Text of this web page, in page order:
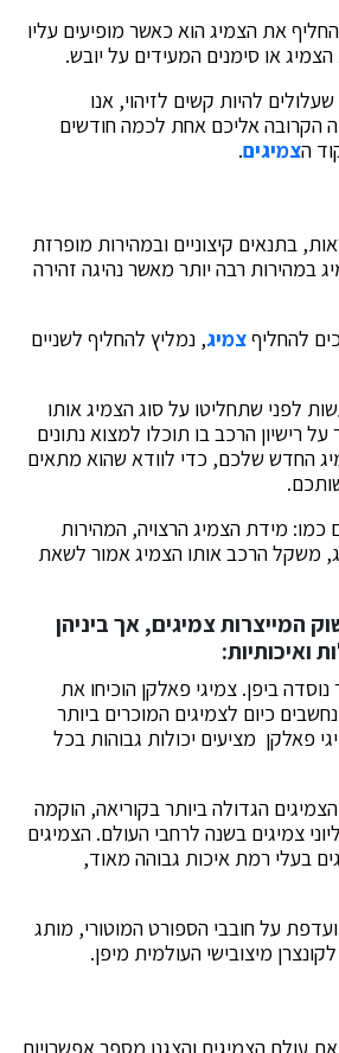
את הצמיג הוא כאשר מופיעים עליו
או סימנים המעידים על יובש.
להיות קשים לזיהוי, אנו
הקרובה אליכם אחת לכמה חודשים
הצמיגים.
בתנאים קיצוניים ובמהירות מופרזת
במהירות רבה יותר מאשר נהיגה זהירה
להחליףצמיג, נמליץ להחליף לשניים
לפני שתחליטו על סוג הצמיג אותו
רישיון הרכב בו תוכלו למצוא נתונים
החדש שלכם, כדי לוודא שהוא מתאים
כמו: מידת הצמיג הרצויה, המהירות
משקל הרכב אותו הצמיג אמור לשאת
המייצרות צמיגים, אך ביניהן
ואיכותיות:
ביפן. צמיגי פאלקן הוכיחו את
כיום לצמיגים המוכרים ביותר
פאלקן מציעים יכולות גבוהות בכל
הגדולה ביותר בקוריאה, הוקמה
מליוני צמיגים בשנה לרחבי העולם. הצמיגים
בעלי רמת איכות גבוהה מאוד,
על חובבי הספורט המוטורי, מותג
מיצובישי העולמית מיפן.
עולם הצמיגים והצגנו מספר אפשרויות